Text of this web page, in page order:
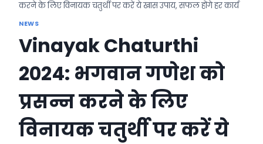
करने के लिए विनायक चतुर्थी पर करें ये खास उपाय, सफल होंगे हर कार्य
NEWS
Vinayak Chaturthi
2024: भगवान गणेश को
प्रसन्न करने के लिए
विनायक चतुर्थी पर करें ये